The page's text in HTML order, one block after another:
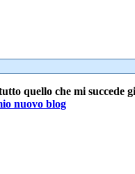
quello che mi succede
nuovo blog